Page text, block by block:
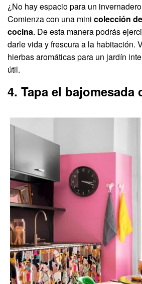
¿No hay espacio para un
Comienza con una mini colección
cocina. De esta manera podrás
darle vida y frescura a la habitación.
hierbas aromáticas para un jardín
útil.
4. Tapa el